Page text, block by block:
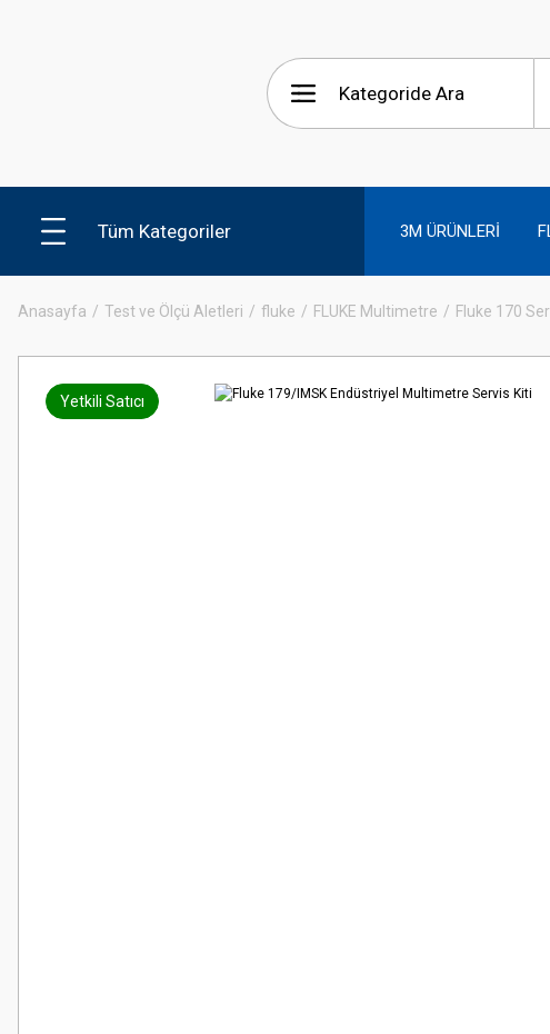
Tüm Kategoriler 3M ÜRÜNLERİ
Anasayfa Test ve Ölçü Aletleri fluke FLUKE Multimetre Fluke 170
Yetkili Satıcı